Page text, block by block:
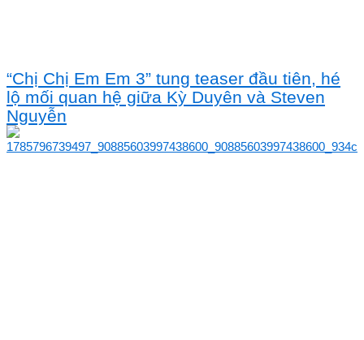
“Chị Chị Em Em 3” tung teaser đầu tiên, hé
lộ mối quan hệ giữa Kỳ Duyên và Steven
Nguyễn